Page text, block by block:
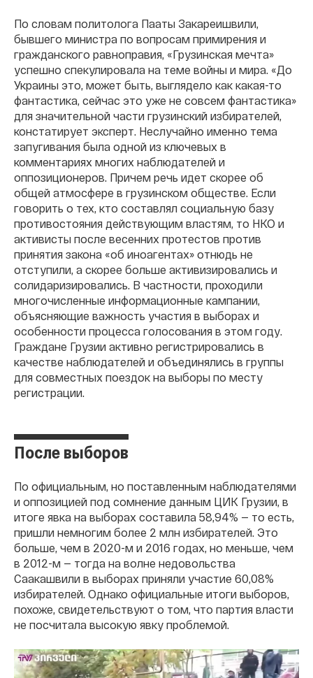
По словам политолога Пааты Закареишвили,
бывшего министра по вопросам примирения и
гражданского равноправия, «Грузинская мечта»
успешно спекулировала на теме войны и мира. «До
Украины это, может быть, выглядело как какая-то
фантастика, сейчас это уже не совсем фантастика»
для значительной части грузинский избирателей,
констатирует эксперт. Неслучайно именно тема
запугивания была одной из ключевых в
комментариях многих наблюдателей и
оппозиционеров. Причем речь идет скорее об
общей атмосфере в грузинском обществе. Если
говорить о тех, кто составлял социальную базу
противостояния действующим властям, то НКО и
активисты после весенних протестов против
принятия закона «об иноагентах» отнюдь не
отступили, а скорее больше активизировались и
солидаризировались. В частности, проходили
многочисленные информационные кампании,
объясняющие важность участия в выборах и
особенности процесса голосования в этом году.
Граждане Грузии активно регистрировались в
качестве наблюдателей и объединялись в группы
для совместных поездок на выборы по месту
регистрации.
После выборов
По официальным, но поставленным наблюдателями
и оппозицией под сомнение данным ЦИК Грузии, в
итоге явка на выборах составила 58,94% — то есть,
пришли немногим более 2 млн избирателей. Это
больше, чем в 2020-м и 2016 годах, но меньше, чем
в 2012-м — тогда на волне недовольства
Саакашвили в выборах приняли участие 60,08%
избирателей. Однако официальные итоги выборов,
похоже, свидетельствуют о том, что партия власти
не посчитала высокую явку проблемой.